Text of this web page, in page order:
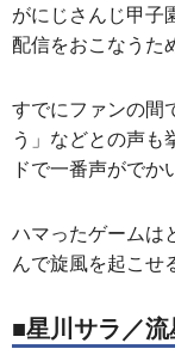
がにじさんじ甲子
配信をおこなうた
すでにファンの間
う」などとの声も
ドで一番声がでか
ハマったゲームは
んで旋風を起こせ
■星川サラ／